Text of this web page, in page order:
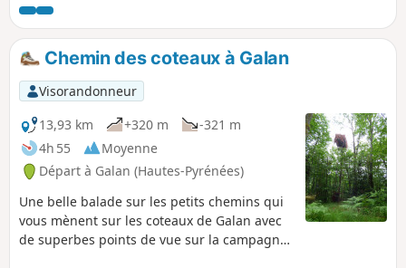
continuant, à droite, toujours plein Sud, par la route des
crêtes (Cami deth Bernet) jusqu'au parking de la Plate
Forme à 918 m d'altitude en ayant laissé une route à gauche
(cote 751). Le parcours se fait sans courir en 4 h de marche,
ajouter 1 h pour les petits arrêts et le pique-nique de midi
conseillé du côté du Puits d'Aris sur la descente après le
sommet. Randonnée à effectuée hors enneigement et
brouillard. La trace gpx est nécessaire entre (4) et (8), et
obligatoire de(5) à (7).
Chemin des coteaux à Galan
Visorandonneur
13,93 km
+320 m
-321 m
4h 55
Moyenne
Départ à Galan (Hautes-Pyrénées)
Une belle balade sur les petits chemins qui
vous mènent sur les coteaux de Galan avec
de superbes points de vue sur la campagne